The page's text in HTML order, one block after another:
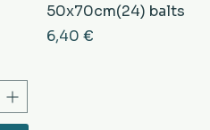
50x70cm(24) balts
Cena
6,40 €